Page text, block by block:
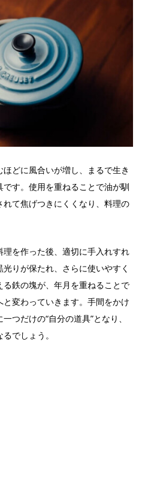
どに風合いが増し、まるで生き
す。使用を重ねることで油が馴
て焦げつきにくくなり、料理の
を作った後、適切に手入れすれ
りが保たれ、さらに使いやすく
鉄の塊が、年月を重ねることで
変わっていきます。手間をかけ
つだけの“自分の道具”となり、
でしょう。